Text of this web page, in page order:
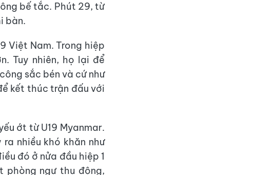
bế tắc. Phút 29, từ
bàn.
Việt Nam. Trong hiệp
Tuy nhiên, họ lại để
sắc bén và cứ như
kết thúc trận đấu với
ớt từ U19 Myanmar.
ra nhiều khó khăn như
đó ở nửa đầu hiệp 1
phòng ngự thụ động,